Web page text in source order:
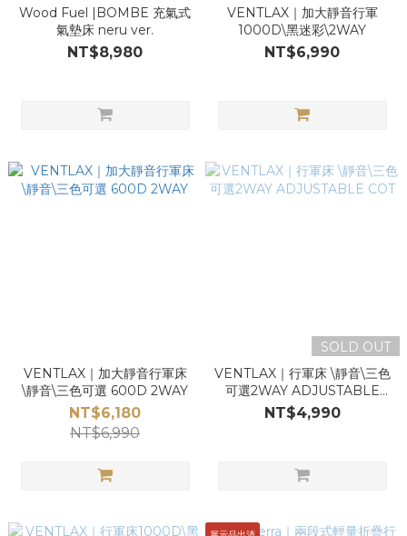
Wood Fuel |BOMBE 充氣式
氣墊床 neru ver.
NT$8,980
VENTLAX｜加大靜音行軍
1000D\黑迷彩\2WAY
NT$6,990
VENTLAX｜加大靜音行軍床
\靜音\三色可選 600D 2WAY
NT$6,180
NT$6,990
SOLD OUT
VENTLAX｜行軍床 \靜音\三色
可選2WAY ADJUSTABLE
COT
NT$4,990